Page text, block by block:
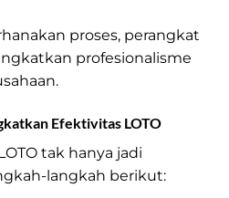
proses, perangkat
profesionalisme
Efektivitas LOTO
tak hanya jadi
langkah berikut: